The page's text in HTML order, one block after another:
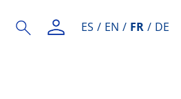
ES EN FR DE